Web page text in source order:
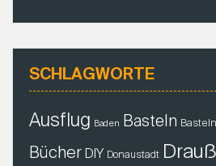
SCHLAGWORTE
Ausflug Baden Basteln
BücherDIY Donaustadt